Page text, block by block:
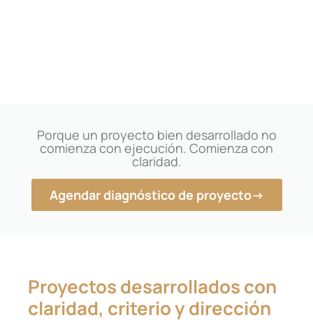
Porque un proyecto bien desarrollado no
comienza con ejecución. Comienza con
claridad.
Agendar diagnóstico de proyecto→
Proyectos desarrollados con
claridad, criterio y dirección